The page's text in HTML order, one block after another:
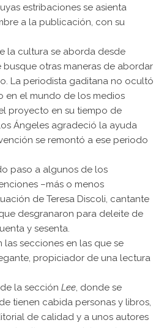
estribaciones se asienta
a la publicación, con su
la cultura se aborda desde
busque otras maneras de abordar
La periodista gaditana no ocultó
en el mundo de los medios
proyecto en su tiempo de
Ángeles agradeció la ayuda
se remontó a ese periodo
paso a algunos de los
–más o menos
de Teresa Discoli, cantante
desgranaron para deleite de
y sesenta.
las secciones en las que se
propiciador de una lectura
la sección Lee, donde se
tienen cabida personas y libros,
de calidad y a unos autores